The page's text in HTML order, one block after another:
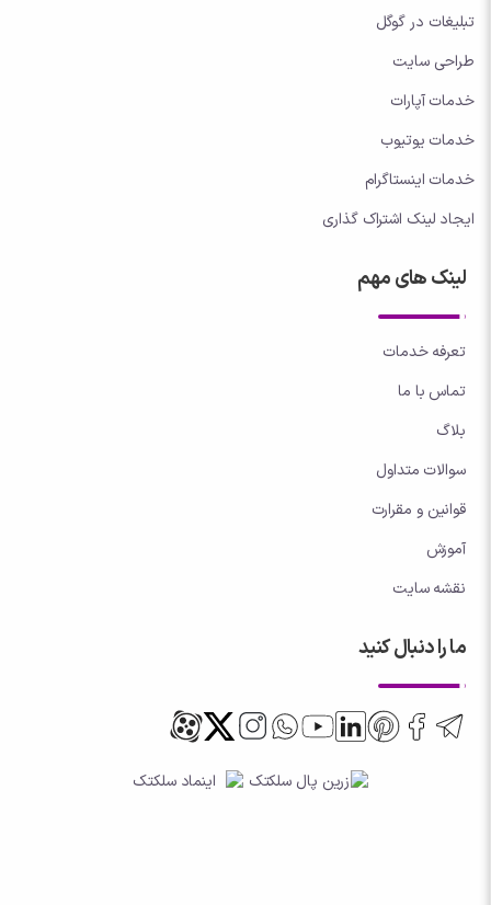
تبلیغات در گوگل
طراحی سایت
خدمات آپارات
خدمات یوتیوب
خدمات اینستاگرام
ایجاد لینک اشتراک گذاری
لینک های مهم
تعرفه خدمات
تماس با ما
بلاگ
سوالات متداول
قوانین و مقرارت
آموزش
نقشه سایت
ما را دنبال کنید